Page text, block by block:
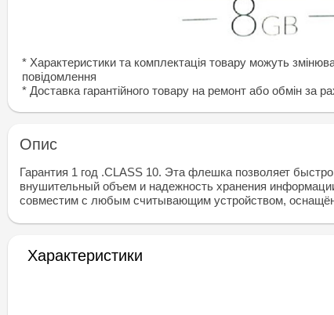
* Характеристики та комплектація товару можуть
повідомлення
* Доставка гарантiйного товару на ремонт або обмiн за
Опис
Гарантия 1 год .СLASS 10. Эта флешка позволяет
внушительный объем и надежность хранения
совместим с любым считывающим устройством,
Характеристики